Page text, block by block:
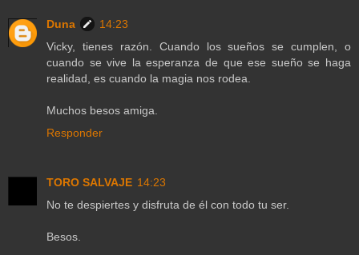
Duna
14:23
Vicky, tienes razón. Cuando los sueños se cumplen, o
cuando se vive la esperanza de que ese sueño se haga
realidad, es cuando la magia nos rodea.
Muchos besos amiga.
Responder
TORO SALVAJE 14:23
No te despiertes y disfruta de él con todo tu ser.
Besos.